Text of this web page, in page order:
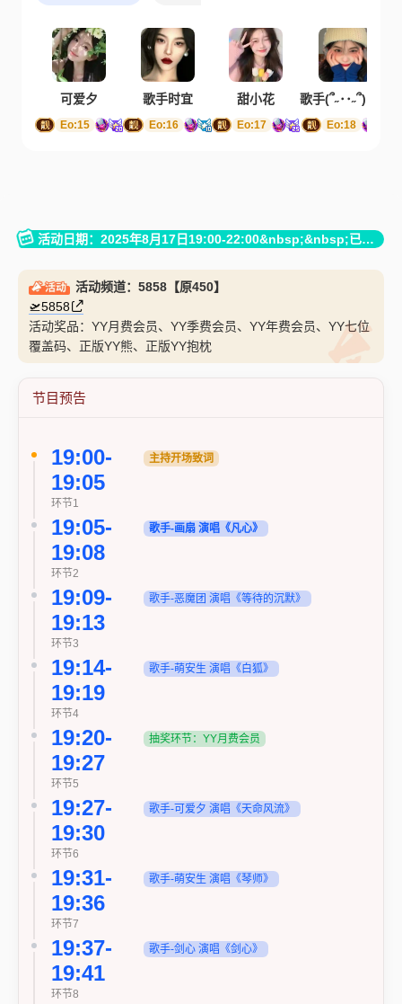
可爱夕
Eo:15
歌手时宜
Eo:16
甜小花
Eo:17
歌手(՞˶･･˶՞)口羊
Eo:18
活动日期：2025年8月17日19:00-22:00&nbsp;&nbsp;已结束
活动频道： 5858【原450】
🛫5858
活动奖品：YY月费会员、YY季费会员、YY年费会员、YY七位
覆盖码、正版YY熊、正版YY抱枕
节目预告
19:00-
19:05
环节1
主持开场致词
19:05-
19:08
环节2
歌手-画扇 演唱《凡心》
19:09-
19:13
环节3
歌手-恶魔团 演唱《等待的沉默》
19:14-
19:19
环节4
歌手-萌安生 演唱《白狐》
19:20-
19:27
环节5
抽奖环节：YY月费会员
19:27-
19:30
环节6
歌手-可爱夕 演唱《天命风流》
19:31-
19:36
环节7
歌手-萌安生 演唱《琴师》
19:37-
19:41
环节8
歌手-剑心 演唱《剑心》